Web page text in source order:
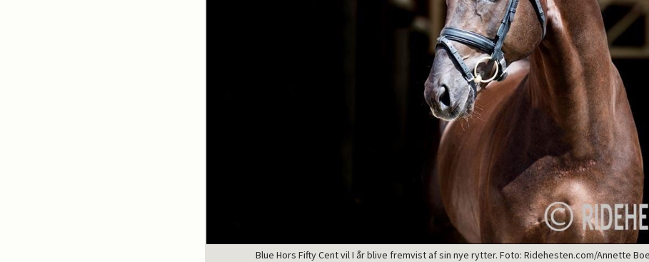
Blue Hors Fifty Cent vil I år blive fremvist af sin nye rytter. Foto: Ridehesten.com/Annette